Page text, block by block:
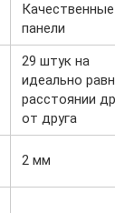
Качественные
панели
29 штук на
идеально
расстоянии
от друга
2 мм